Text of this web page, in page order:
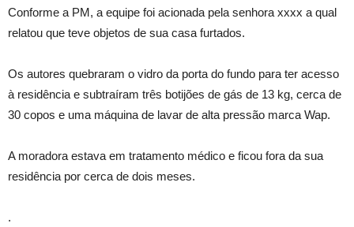
Conforme a PM, a equipe foi acionada pela senhora xxxx a qual
relatou que teve objetos de sua casa furtados.
Os autores quebraram o vidro da porta do fundo para ter acesso
à residência e subtraíram três botijões de gás de 13 kg, cerca de
30 copos e uma máquina de lavar de alta pressão marca Wap.
A moradora estava em tratamento médico e ficou fora da sua
residência por cerca de dois meses.
.